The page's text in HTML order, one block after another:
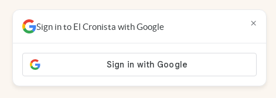
Sign in to El Cronista with Google ×